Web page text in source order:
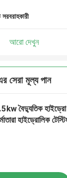
আরো দেখুন
সেরা মূল্য পান
বৈদ্যুতিক হাইড্রো
হাইড্রোলিক